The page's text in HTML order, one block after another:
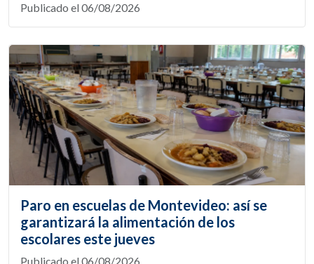
Publicado el 06/08/2026
Paro en escuelas de Montevideo: así se
garantizará la alimentación de los
escolares este jueves
Publicado el 06/08/2026